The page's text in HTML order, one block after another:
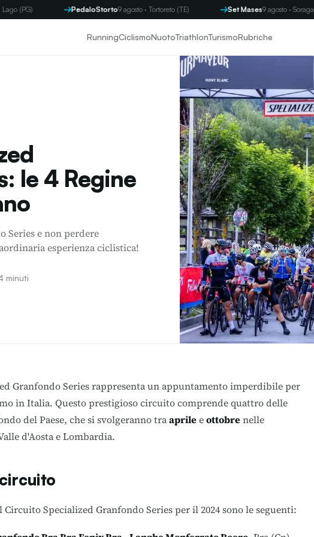
PedaloStorto9 agosto · Tortoreto (TE) Set Mases9 agosto · Soraga (TN)
RunningCiclismoNuotoTriathlonTurismoRubriche
le 4 Regine
Series e non perdere
esperienza ciclistica!
minuti
Granfondo Series rappresenta un appuntamento imperdibile per
in Italia. Questo prestigioso circuito comprende quattro delle
del Paese, che si svolgeranno traaprileeottobrenelle
d'Aosta e Lombardia.
Specialized Granfondo Series per il 2024 sono le seguenti: